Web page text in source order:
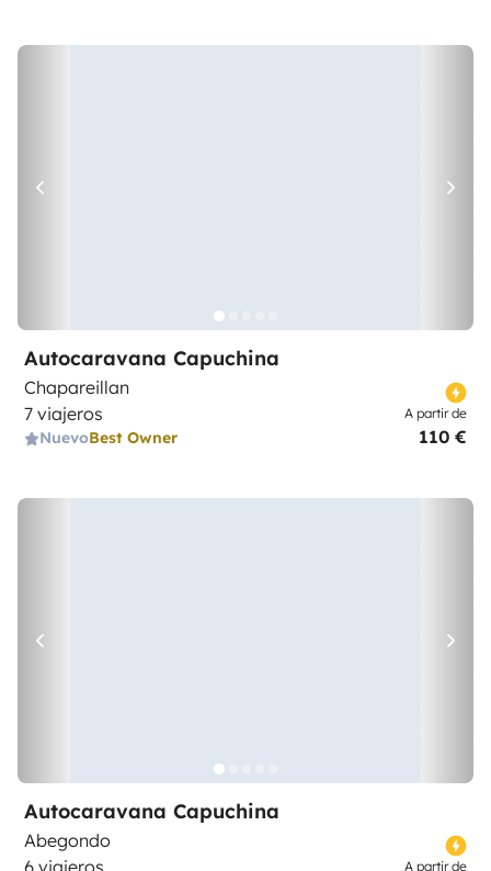
Autocaravana Capuchina
Chapareillan
7 viajeros
NuevoBest Owner
A partir de
110 €
Autocaravana Capuchina
Abegondo
6 viajeros
A partir de